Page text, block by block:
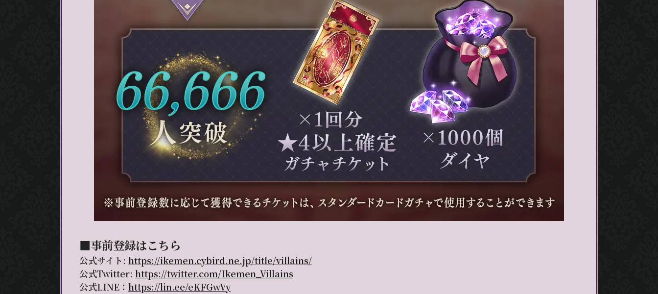
■事前登録はこちら
公式サイト: https://ikemen.cybird.ne.jp/title/villains/
公式Twitter: https://twitter.com/Ikemen_Villains
公式LINE： https://lin.ee/eKFGwVy